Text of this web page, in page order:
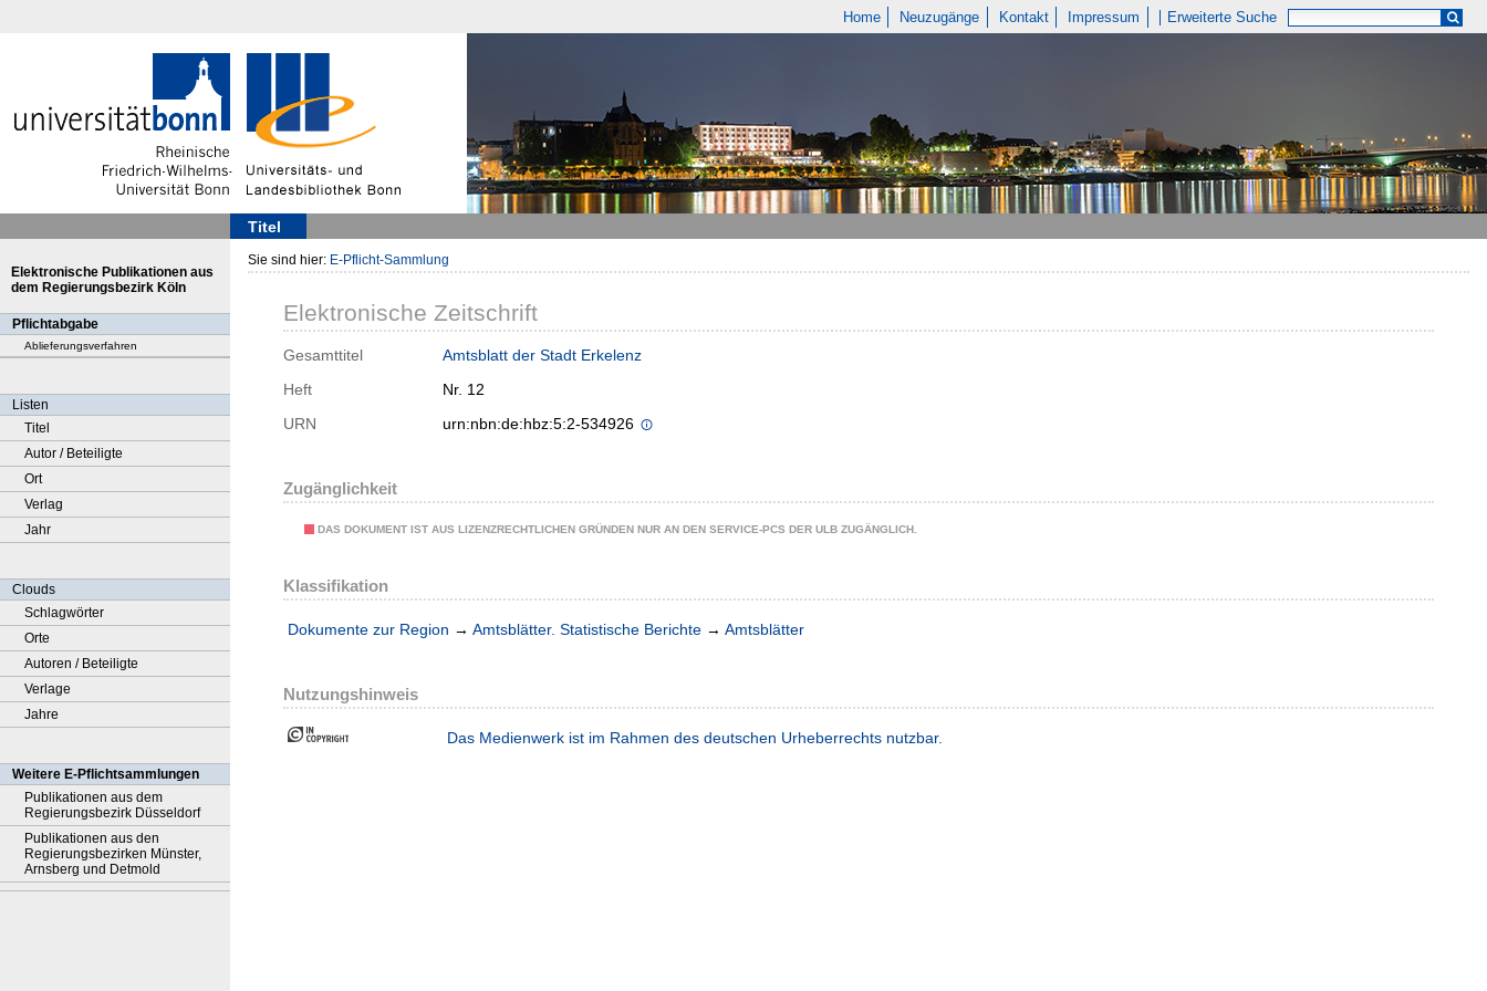
Home Neuzugänge Kontakt Impressum Erweiterte Suche
Titel
Elektronische Publikationen aus
dem Regierungsbezirk Köln
Pflichtabgabe
Ablieferungsverfahren
Listen
Titel
Autor / Beteiligte
Ort
Verlag
Jahr
Clouds
Schlagwörter
Orte
Autoren / Beteiligte
Verlage
Jahre
Weitere E-Pflichtsammlungen
Publikationen aus dem
Regierungsbezirk Düsseldorf
Publikationen aus den
Regierungsbezirken Münster,
Arnsberg und Detmold
Sie sind hier: E-Pflicht-Sammlung
Elektronische Zeitschrift
Gesamttitel
Amtsblatt der Stadt Erkelenz
Heft
Nr. 12
URN
urn:nbn:de:hbz:5:2-534926
Zugänglichkeit
DAS DOKUMENT IST AUS LIZENZRECHTLICHEN GRÜNDEN NUR AN DEN SERVICE-PCS DER ULB ZUGÄNGLICH.
Klassifikation
Dokumente zur Region → Amtsblätter. Statistische Berichte → Amtsblätter
Nutzungshinweis
Das Medienwerk ist im Rahmen des deutschen Urheberrechts nutzbar.